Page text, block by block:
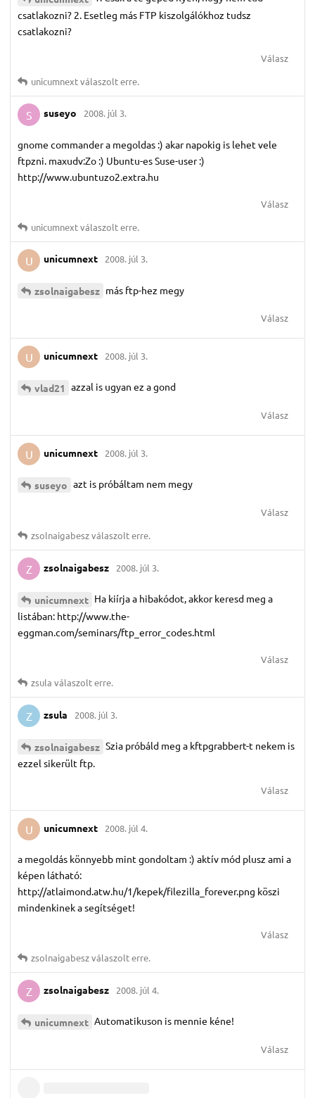
csatlakozni? 2. Esetleg más FTP kiszolgálókhoz tudsz
csatlakozni?
Válasz
unicumnextválaszolt erre.
S suseyo 2008. júl 3.
gnome commander a megoldas :) akar napokig is lehet vele
ftpzni. maxudv:Zo :) Ubuntu-es Suse-user :)
http://www.ubuntuzo2.extra.hu
Válasz
unicumnextválaszolt erre.
U unicumnext 2008. júl 3.
zsolnaigabesz más ftp-hez megy
Válasz
U unicumnext 2008. júl 3.
vlad21 azzal is ugyan ez a gond
Válasz
U unicumnext 2008. júl 3.
suseyo azt is próbáltam nem megy
Válasz
zsolnaigabeszválaszolt erre.
Z zsolnaigabesz 2008. júl 3.
unicumnext Ha kiírja a hibakódot, akkor keresd meg a
listában: http://www.the-
eggman.com/seminars/ftp_error_codes.html
Válasz
zsula válaszolt erre.
Z zsula 2008. júl 3.
zsolnaigabesz Szia próbáld meg a kftpgrabbert-t nekem is
ezzel sikerült ftp.
Válasz
U unicumnext 2008. júl 4.
a megoldás könnyebb mint gondoltam :) aktív mód plusz ami a
képen látható:
http://atlaimond.atw.hu/1/kepek/filezilla_forever.png köszi
mindenkinek a segítséget!
Válasz
zsolnaigabeszválaszolt erre.
Z zsolnaigabesz 2008. júl 4.
unicumnext Automatikuson is mennie kéne!
Válasz